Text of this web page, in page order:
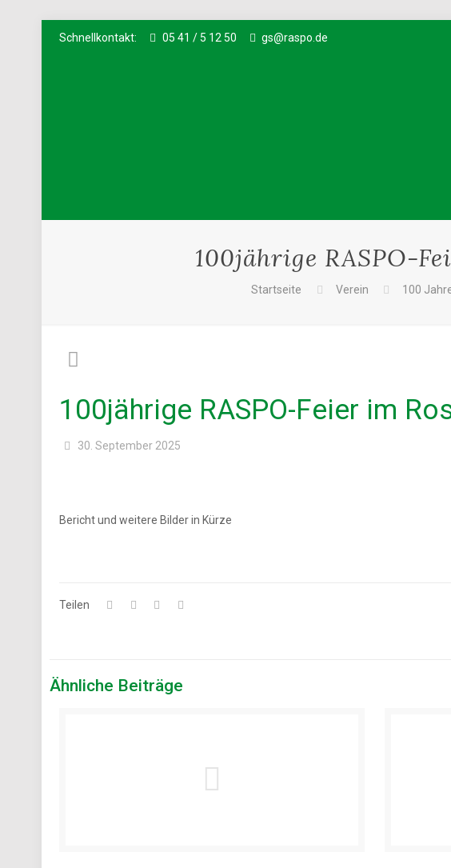
Schnellkontakt: 05 41 / 5 12 50 gs@raspo.de
100jährige RASPO-
Startseite Verein 100
100jährige RASPO-Feier im
30. September 2025
Bericht und weitere Bilder in Kürze
Teilen
Ähnliche Beiträge